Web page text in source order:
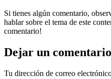
Si tienes algún comentario,
hablar sobre el tema de este
comentario!
Dejar un comentario
Tu dirección de correo